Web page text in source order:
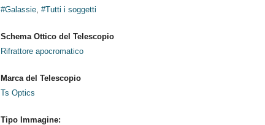
#Galassie, #Tutti i soggetti
Schema Ottico del Telescopio
Rifrattore apocromatico
Marca del Telescopio
Ts Optics
Tipo Immagine: